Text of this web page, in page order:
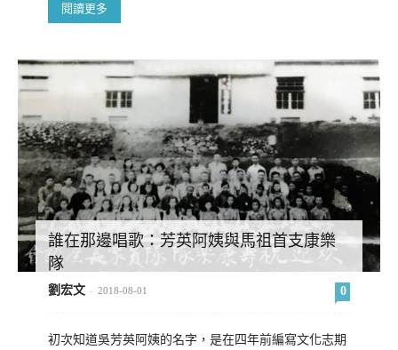
閱讀更多
誰在那邊唱歌：芳英阿姨與馬祖首支康樂
隊
劉宏文 - 2018-08-01 0
初次知道吳芳英阿姨的名字，是在四年前編寫文化志期